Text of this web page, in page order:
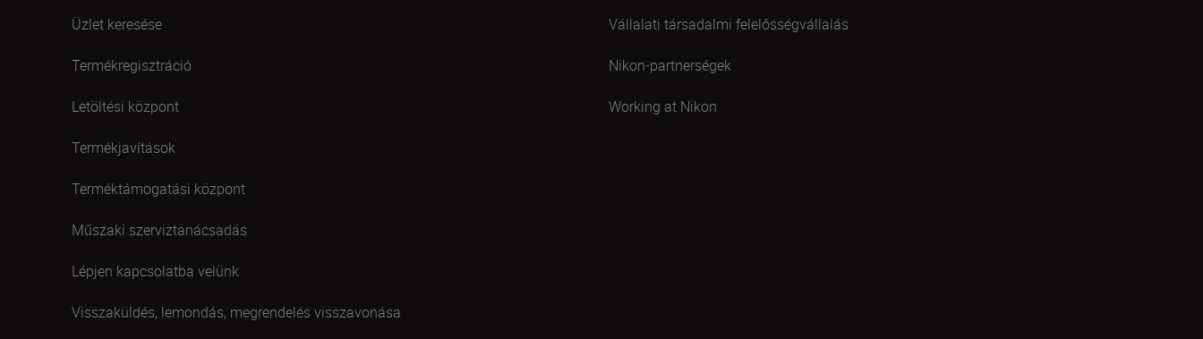
Üzlet keresése
Termékregisztráció
Letöltési központ
Termékjavítások
Terméktámogatási központ
Műszaki szerviztanácsadás
Lépjen kapcsolatba velünk
Visszaküldés, lemondás, megrendelés visszavonása
Vállalati társadalmi felelősségvállalás
Nikon-partnerségek
Working at Nikon